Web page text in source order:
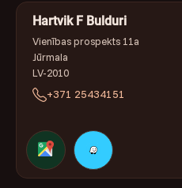
Hartvik F Bulduri
Vienības prospekts 11a
Jūrmala
LV-2010
+371 25434151